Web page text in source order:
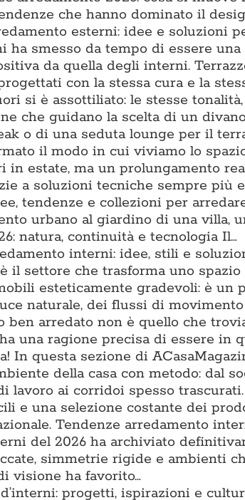
che hanno dominato il
esterni: idee e soluzioni
ha smesso da tempo di essere
da quella degli interni.
con la stessa cura e la
si è assottiliato: le stesse
che guidano la scelta di un
o di una seduta lounge per il
il modo in cui viviamo lo
estate, ma un prolungamento
a soluzioni tecniche sempre più
tendenze e collezioni per
urbano al giardino di una villa,
natura, continuità e tecnologia Il…
interni: idee, stili e
è il settore che trasforma uno
esteticamente gradevoli: è un
naturale, dei flussi di
ben arredato non è quello che
una ragione precisa di essere in
In questa sezione di
della casa con metodo: dal
lavoro ai corridoi spesso
e una selezione costante dei
Tendenze arredamento
del 2026 ha archiviato
simmetrie rigide e ambienti
visione ha favorito…
progetti, ispirazioni e